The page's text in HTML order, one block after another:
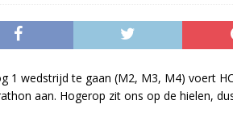
1 wedstrijd te gaan (M2, M3, M4) voert
aan. Hogerop zit ons op de hielen,